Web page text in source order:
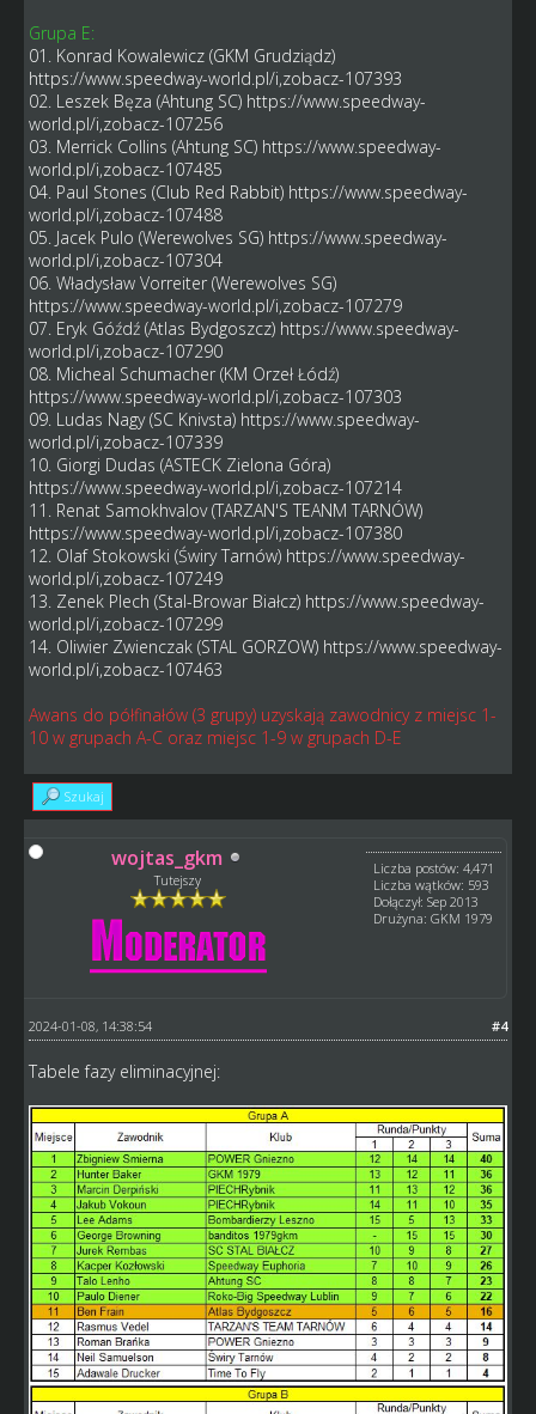
Grupa E:
01. Konrad Kowalewicz (GKM Grudziądz)
https://www.speedway-world.pl/i,zobacz-107393
02. Leszek Bęza (Ahtung SC) https://www.speedway-
world.pl/i,zobacz-107256
03. Merrick Collins (Ahtung SC) https://www.speedway-
world.pl/i,zobacz-107485
04. Paul Stones (Club Red Rabbit) https://www.speedway-
world.pl/i,zobacz-107488
05. Jacek Pulo (Werewolves SG) https://www.speedway-
world.pl/i,zobacz-107304
06. Władysław Vorreiter (Werewolves SG)
https://www.speedway-world.pl/i,zobacz-107279
07. Eryk Góźdź (Atlas Bydgoszcz) https://www.speedway-
world.pl/i,zobacz-107290
08. Micheal Schumacher (KM Orzeł Łódź)
https://www.speedway-world.pl/i,zobacz-107303
09. Ludas Nagy (SC Knivsta) https://www.speedway-
world.pl/i,zobacz-107339
10. Giorgi Dudas (ASTECK Zielona Góra)
https://www.speedway-world.pl/i,zobacz-107214
11. Renat Samokhvalov (TARZAN'S TEANM TARNÓW)
https://www.speedway-world.pl/i,zobacz-107380
12. Olaf Stokowski (Świry Tarnów) https://www.speedway-
world.pl/i,zobacz-107249
13. Zenek Plech (Stal-Browar Białcz) https://www.speedway-
world.pl/i,zobacz-107299
14. Oliwier Zwienczak (STAL GORZOW) https://www.speedway-
world.pl/i,zobacz-107463
Awans do półfinałów (3 grupy) uzyskają zawodnicy z miejsc 1-
10 w grupach A-C oraz miejsc 1-9 w grupach D-E
Szukaj
wojtas_gkm
Tutejszy
Liczba postów: 4,471
Liczba wątków: 593
Dołączył: Sep 2013
Drużyna: GKM 1979
#4
2024-01-08, 14:38:54
Tabele fazy eliminacyjnej: